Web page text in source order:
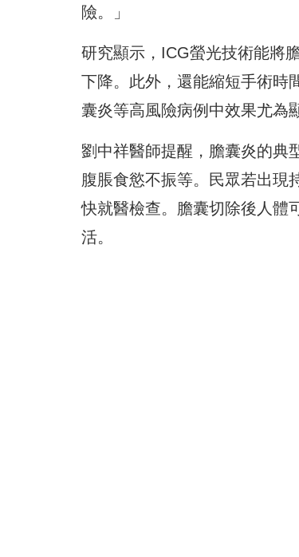
險。」
研究顯示，ICG螢光技術能將
下降。此外，還能縮短手術時
囊炎等高風險病例中效果尤為
劉中祥醫師提醒，膽囊炎的典
腹脹食慾不振等。民眾若出現
快就醫檢查。膽囊切除後人體
活。